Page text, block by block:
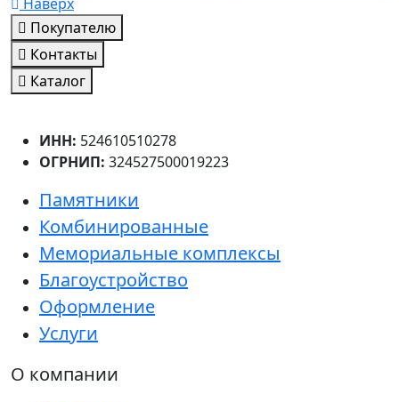
Покупателю
Контакты
Каталог
ИНН: 524610510278
ОГРНИП: 324527500019223
Памятники
Комбинированные
Мемориальные комплексы
Благоустройство
Оформление
Услуги
О компании